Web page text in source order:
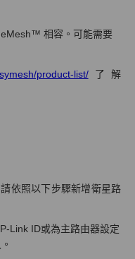
相容。可能需要
product-list/了解
請依照以下步驟新增衛星路
Link ID或為主路由器設定